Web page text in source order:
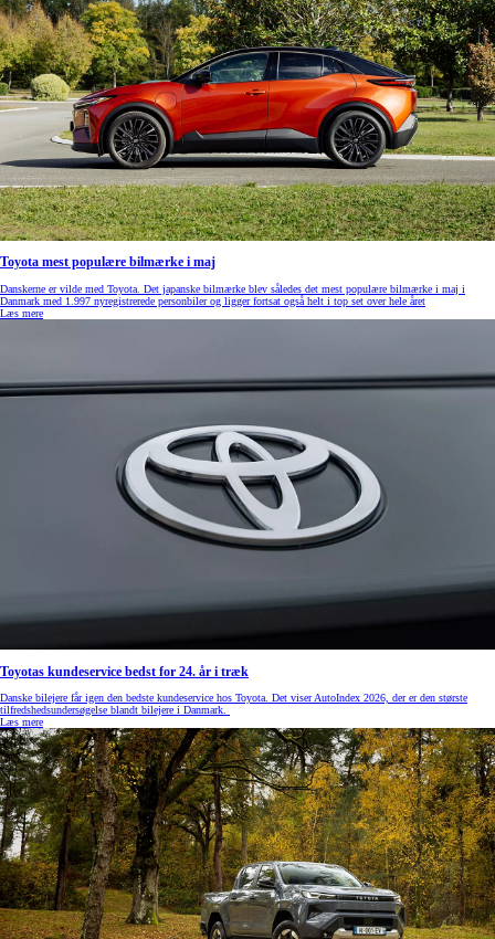
Toyota mest populære bilmærke i maj
Danskerne er vilde med Toyota. Det japanske bilmærke blev således det mest populære bilmærke i maj i
Danmark med 1.997 nyregistrerede personbiler og ligger fortsat også helt i top set over hele året
Læs mere
Toyotas kundeservice bedst for 24. år i træk
Danske bilejere får igen den bedste kundeservice hos Toyota. Det viser AutoIndex 2026, der er den største
tilfredshedsundersøgelse blandt bilejere i Danmark.
Læs mere